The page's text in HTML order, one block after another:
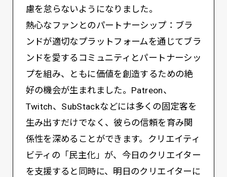
慮を怠らないようになりました。
熱心なファンとのパートナーシップ：ブラ
ンドが適切なプラットフォームを通じてブラ
ンドを愛するコミュニティとパートナーシッ
プを組み、ともに価値を創造するための絶
好の機会が生まれました。Patreon、
Twitch、SubStackなどには多くの固定客を
生み出すだけでなく、彼らの信頼を育み関
係性を深めることができます。クリエイティ
ビティの「民主化」が、今日のクリエイター
を支援すると同時に、明日のクリエイターに